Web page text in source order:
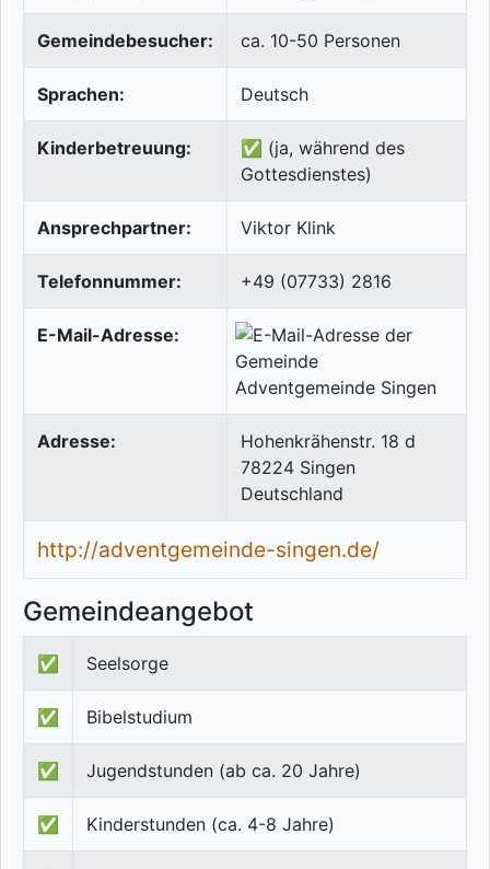
Gemeindebesucher: ca. 10-50 Personen
Sprachen: Deutsch
Kinderbetreuung:
✅ (ja, während des
Gottesdienstes)
Ansprechpartner: Viktor Klink
Telefonnummer: +49 (07733) 2816
E-Mail-Adresse:
Adresse:
Hohenkrähenstr. 18 d
78224 Singen
Deutschland
http://adventgemeinde-singen.de/
Gemeindeangebot
✅ Seelsorge
✅ Bibelstudium
✅ Jugendstunden (ab ca. 20 Jahre)
✅ Kinderstunden (ca. 4-8 Jahre)